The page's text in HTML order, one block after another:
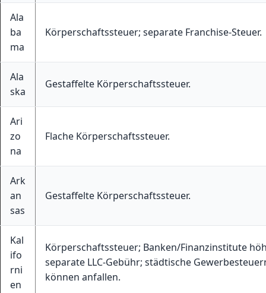
Ala
ba
ma
Körperschaftssteuer; separate Franchise-Steuer.
Ala
ska
Gestaffelte Körperschaftssteuer.
Ari
zo
na
Flache Körperschaftssteuer.
Ark
an
sas
Gestaffelte Körperschaftssteuer.
Kal
ifo
rni
en
Körperschaftssteuer; Banken/Finanzinstitute
separate LLC-Gebühr; städtische
können anfallen.